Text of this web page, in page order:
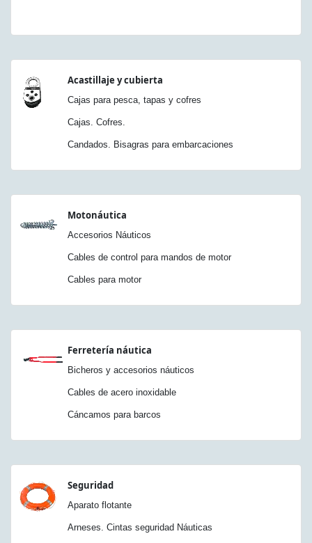
Acastillaje y cubierta
Cajas para pesca, tapas y cofres
Cajas. Cofres.
Candados. Bisagras para embarcaciones
Motonáutica
Accesorios Náuticos
Cables de control para mandos de motor
Cables para motor
Ferretería náutica
Bicheros y accesorios náuticos
Cables de acero inoxidable
Cáncamos para barcos
Seguridad
Aparato flotante
Arneses. Cintas seguridad Náuticas